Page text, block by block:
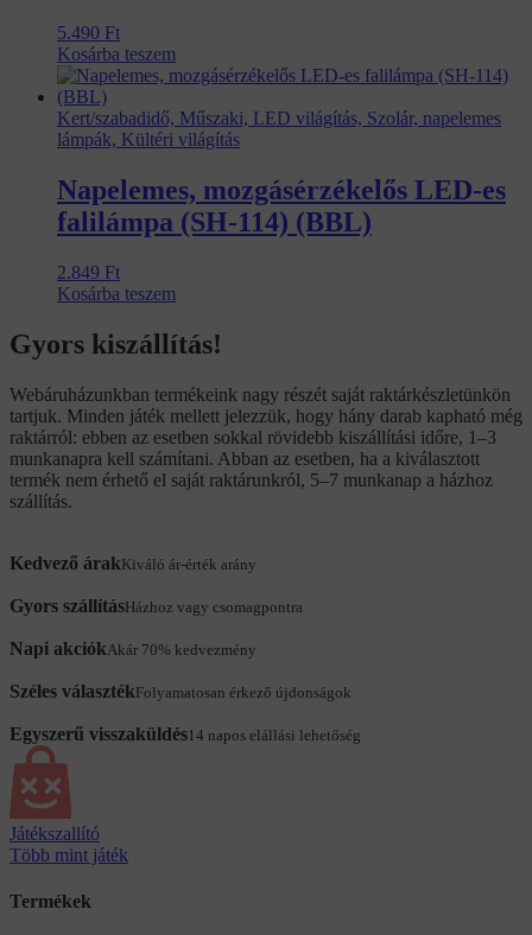
5.490 Ft
Kosárba teszem
Kert/szabadidő, Műszaki, LED világítás, Szolár, napelemes
lámpák, Kültéri világítás
Napelemes, mozgásérzékelős LED-es
falilámpa (SH-114) (BBL)
2.849 Ft
Kosárba teszem
Gyors kiszállítás!
Webáruházunkban termékeink nagy részét saját raktárkészletünkön
tartjuk. Minden játék mellett jelezzük, hogy hány darab kapható még
raktárról: ebben az esetben sokkal rövidebb kiszállítási időre, 1–3
munkanapra kell számítani. Abban az esetben, ha a kiválasztott
termék nem érhető el saját raktárunkról, 5–7 munkanap a házhoz
szállítás.
Kedvező árakKiváló ár-érték arány
Gyors szállításHázhoz vagy csomagpontra
Napi akciókAkár 70% kedvezmény
Széles választékFolyamatosan érkező újdonságok
Egyszerű visszaküldés14 napos elállási lehetőség
Játékszallító
Több mint játék
Termékek